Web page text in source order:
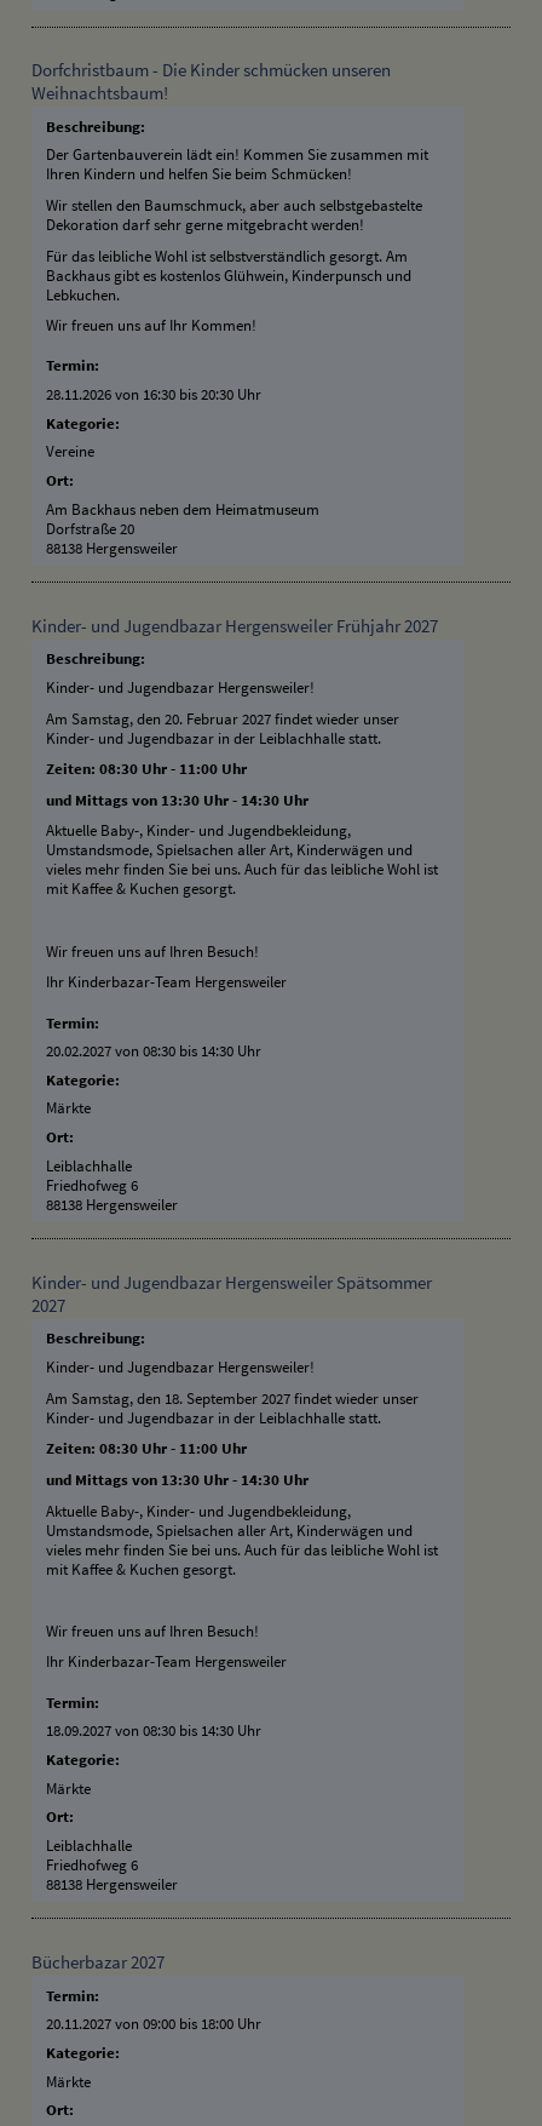
Dorfchristbaum - Die Kinder schmücken unseren
Weihnachtsbaum!
Beschreibung:
Der Gartenbauverein lädt ein! Kommen Sie zusammen mit
Ihren Kindern und helfen Sie beim Schmücken!
Wir stellen den Baumschmuck, aber auch selbstgebastelte
Dekoration darf sehr gerne mitgebracht werden!
Für das leibliche Wohl ist selbstverständlich gesorgt. Am
Backhaus gibt es kostenlos Glühwein, Kinderpunsch und
Lebkuchen.
Wir freuen uns auf Ihr Kommen!
Termin:
28.11.2026 von 16:30 bis 20:30 Uhr
Kategorie:
Vereine
Ort:
Am Backhaus neben dem Heimatmuseum
Dorfstraße 20
88138 Hergensweiler
Kinder- und Jugendbazar Hergensweiler Frühjahr 2027
Beschreibung:
Kinder- und Jugendbazar Hergensweiler!
Am Samstag, den 20. Februar 2027 findet wieder unser
Kinder- und Jugendbazar in der Leiblachhalle statt.
Zeiten: 08:30 Uhr - 11:00 Uhr
und Mittags von 13:30 Uhr - 14:30 Uhr
Aktuelle Baby-, Kinder- und Jugendbekleidung,
Umstandsmode, Spielsachen aller Art, Kinderwägen und
vieles mehr finden Sie bei uns. Auch für das leibliche Wohl ist
mit Kaffee & Kuchen gesorgt.
Wir freuen uns auf Ihren Besuch!
Ihr Kinderbazar-Team Hergensweiler
Termin:
20.02.2027 von 08:30 bis 14:30 Uhr
Kategorie:
Märkte
Ort:
Leiblachhalle
Friedhofweg 6
88138 Hergensweiler
Kinder- und Jugendbazar Hergensweiler Spätsommer
2027
Beschreibung:
Kinder- und Jugendbazar Hergensweiler!
Am Samstag, den 18. September 2027 findet wieder unser
Kinder- und Jugendbazar in der Leiblachhalle statt.
Zeiten: 08:30 Uhr - 11:00 Uhr
und Mittags von 13:30 Uhr - 14:30 Uhr
Aktuelle Baby-, Kinder- und Jugendbekleidung,
Umstandsmode, Spielsachen aller Art, Kinderwägen und
vieles mehr finden Sie bei uns. Auch für das leibliche Wohl ist
mit Kaffee & Kuchen gesorgt.
Wir freuen uns auf Ihren Besuch!
Ihr Kinderbazar-Team Hergensweiler
Termin:
18.09.2027 von 08:30 bis 14:30 Uhr
Kategorie:
Märkte
Ort:
Leiblachhalle
Friedhofweg 6
88138 Hergensweiler
Bücherbazar 2027
Termin:
20.11.2027 von 09:00 bis 18:00 Uhr
Kategorie:
Märkte
Ort: